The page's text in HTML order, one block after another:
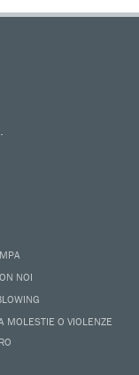
NOI
MOLESTIE O VIOLENZE